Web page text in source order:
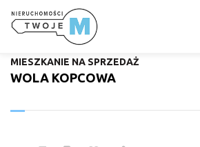
WOLA KOPCOWA
MIESZKANIE NA SPRZEDAŻ